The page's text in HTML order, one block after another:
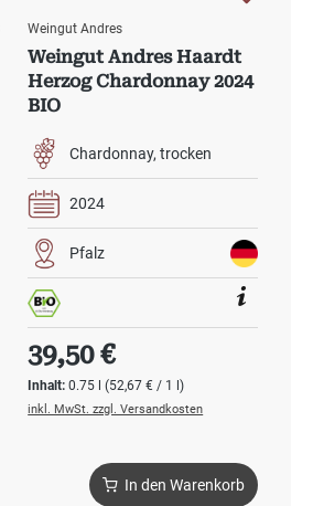
Weingut Andres
Weingut Andres Haardt
Herzog Chardonnay 2024
BIO
Chardonnay trocken
2024
Pfalz
Inhalt:0.75 l(52,67 € / 1 l)
Regulärer Preis:
39,50 €
inkl. MwSt. zzgl. Versandkosten
In den Warenkorb